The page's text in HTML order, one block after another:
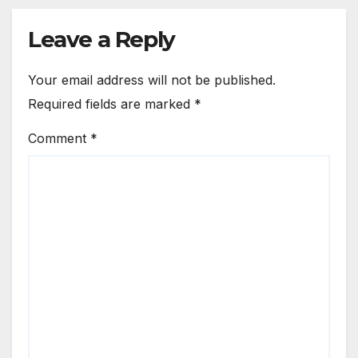
Leave a Reply
Your email address will not be published.
Required fields are marked *
Comment *